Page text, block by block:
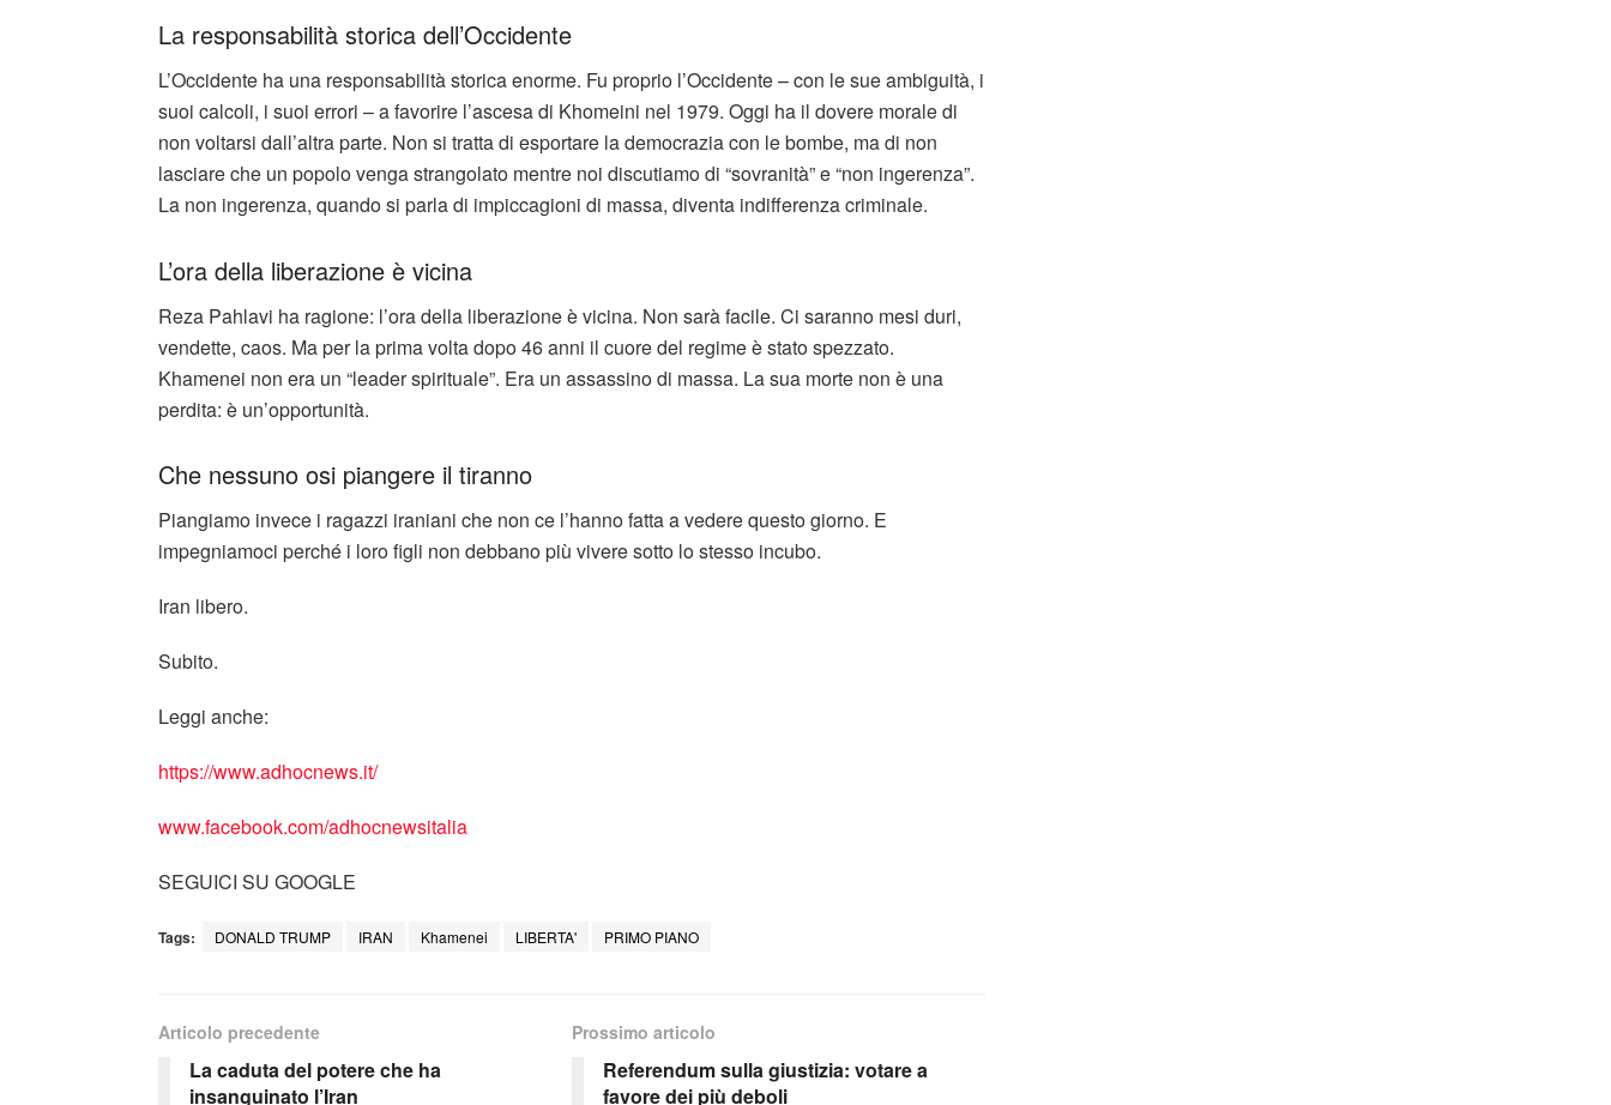
La responsabilità storica dell’Occidente
L’Occidente ha una responsabilità storica enorme. Fu proprio l’Occidente – con le sue ambiguità, i
suoi calcoli, i suoi errori – a favorire l’ascesa di Khomeini nel 1979. Oggi ha il dovere morale di
non voltarsi dall’altra parte. Non si tratta di esportare la democrazia con le bombe, ma di non
lasciare che un popolo venga strangolato mentre noi discutiamo di “sovranità” e “non ingerenza”.
La non ingerenza, quando si parla di impiccagioni di massa, diventa indifferenza criminale.
L’ora della liberazione è vicina
Reza Pahlavi ha ragione: l’ora della liberazione è vicina. Non sarà facile. Ci saranno mesi duri,
vendette, caos. Ma per la prima volta dopo 46 anni il cuore del regime è stato spezzato.
Khamenei non era un “leader spirituale”. Era un assassino di massa. La sua morte non è una
perdita: è un’opportunità.
Che nessuno osi piangere il tiranno
Piangiamo invece i ragazzi iraniani che non ce l’hanno fatta a vedere questo giorno. E
impegniamoci perché i loro figli non debbano più vivere sotto lo stesso incubo.
Iran libero.
Subito.
Leggi anche:
https://www.adhocnews.it/
www.facebook.com/adhocnewsitalia
SEGUICI SU GOOGLE
Tags: DONALD TRUMP IRAN Khamenei LIBERTA' PRIMO PIANO
Articolo precedente
La caduta del potere che ha
insanguinato l’Iran
Prossimo articolo
Referendum sulla giustizia: votare a
favore dei più deboli